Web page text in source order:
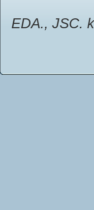
EDA., JSC.